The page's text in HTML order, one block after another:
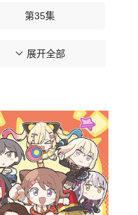
第35集
第29集
第17集
第11集
第05集
展开全部